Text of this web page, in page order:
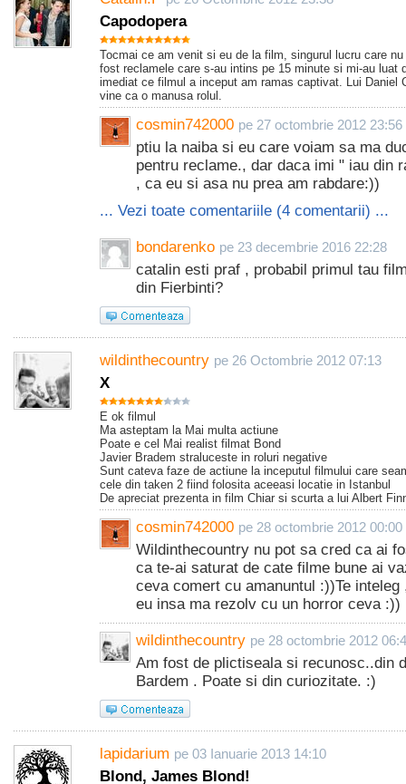
Capodopera
Tocmai ce am venit si eu de la film, singurul lucru care
fost reclamele care s-au intins pe 15 minute si mi-au luat
imediat ce filmul a inceput am ramas captivat. Lui Daniel
vine ca o manusa rolul.
cosmin742000 pe 27 octombrie 2012 23:56
ptiu la naiba si eu care voiam sa ma
pentru reclame., dar daca imi " iau din
, ca eu si asa nu prea am rabdare:))
... Vezi toate comentariile (4 comentarii) ...
bondarenko pe 23 decembrie 2016 22:28
catalin esti praf , probabil primul tau
din Fierbinti?
wildinthecountry pe 26 Octombrie 2012 07:13
X
E ok filmul
Ma asteptam la Mai multa actiune
Poate e cel Mai realist filmat Bond
Javier Bradem straluceste in roluri negative
Sunt cateva faze de actiune la inceputul filmului care
cele din taken 2 fiind folosita aceeasi locatie in Istanbul
De apreciat prezenta in film Chiar si scurta a lui Albert
cosmin742000 pe 28 octombrie 2012 00:00
Wildinthecountry nu pot sa cred ca ai
ca te-ai saturat de cate filme bune ai
ceva comert cu amanuntul :))Te
eu insa ma rezolv cu un horror ceva :))
wildinthecountry pe 28 octombrie 2012
Am fost de plictiseala si recunosc..din
Bardem . Poate si din curiozitate. :)
lapidarium pe 03 Ianuarie 2013 14:10
Blond, James Blond!